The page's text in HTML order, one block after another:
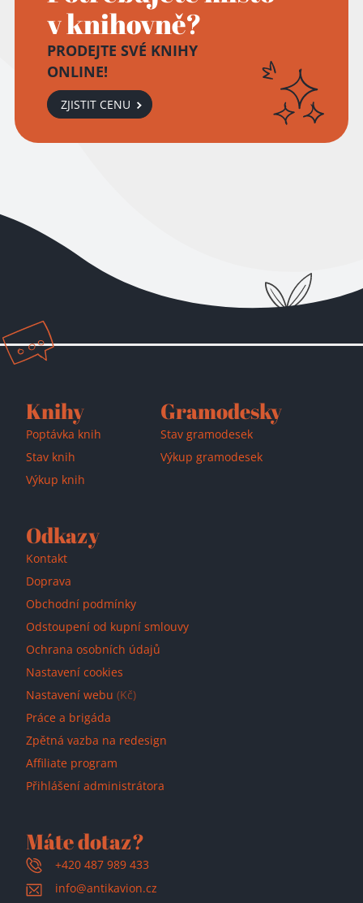
v knihovně?
PRODEJTE SVÉ KNIHY
ONLINE!
ZJISTIT CENU
Přidáno do košíku!
Knihy
Poptávka knih
Stav knih
Výkup knih
Gramodesky
Stav gramodesek
Výkup gramodesek
Odkazy
Kontakt
Doprava
Obchodní podmínky
Odstoupení od kupní smlouvy
Ochrana osobních údajů
Nastavení cookies
Nastavení webu (Kč)
Práce a brigáda
Zpětná vazba na redesign
Affiliate program
Přihlášení administrátora
Máte dotaz?
+420 487 989 433
info@antikavion.cz